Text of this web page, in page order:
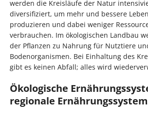
werden die Kreisläufe der Natur
diversifiziert, um mehr und bessere
produzieren und dabei weniger
verbrauchen. Im ökologischen Landbau
der Pflanzen zu Nahrung für Nutztiere
Bodenorganismen. Bei Einhaltung des
gibt es keinen Abfall; alles wird
Ökologische
regionale